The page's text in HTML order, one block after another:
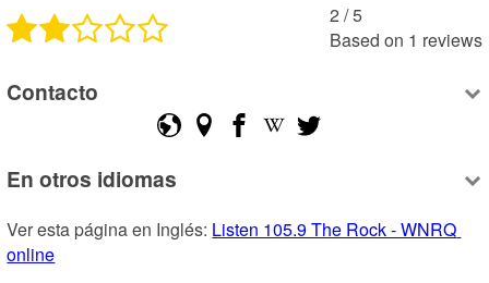
2 /5
Based on 1 reviews
Contacto
En otros idiomas
Ver esta página en Inglés: Listen 105.9 The Rock - WNRQ
online